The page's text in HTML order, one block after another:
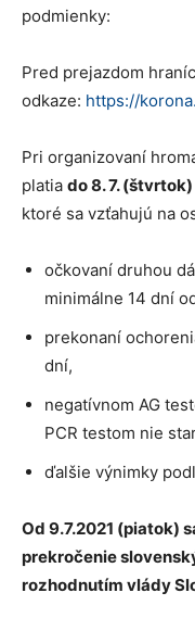
podmienky:
Pred prejazdom
odkaze: https://
Pri organizovaní
platia do 8. 7. (štvrtok)
ktoré sa vzťahujú na
očkovaní druhou
minimálne 14 dní
prekonaní
dní,
negatívnom AG
PCR testom nie
ďalšie výnimky
Od 9.7.2021 (piatok)
prekročenie slovensk
rozhodnutím vlády